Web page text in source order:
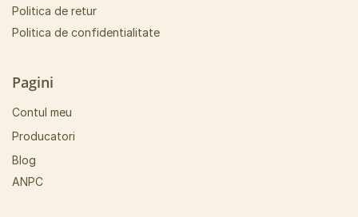
Politica de retur
Politica de confidentialitate
Pagini
Contul meu
Producatori
Blog
ANPC